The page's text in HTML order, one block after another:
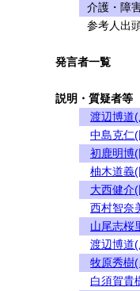
介護・障
参考人出
発言者一覧
説明・質疑者等
渡辺博道
中島克仁
初鹿明博
柚木道義
大西健介
西村智奈
山尾志桜
渡辺博道
牧原秀樹
白須賀貴